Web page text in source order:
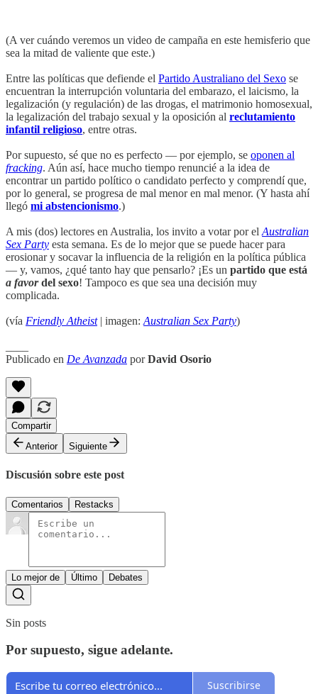
(A ver cuándo veremos un video de campaña en este hemisferio que
sea la mitad de valiente que este.)
Entre las políticas que defiende el Partido Australiano del Sexo se
encuentran la interrupción voluntaria del embarazo, el laicismo, la
legalización (y regulación) de las drogas, el matrimonio homosexual,
la legalización del trabajo sexual y la oposición al reclutamiento
infantil religioso, entre otras.
Por supuesto, sé que no es perfecto — por ejemplo, se oponen al
fracking. Aún así, hace mucho tiempo renuncié a la idea de
encontrar un partido político o candidato perfecto y comprendí que,
por lo general, se progresa de mal menor en mal menor. (Y hasta ahí
llegó mi abstencionismo.)
A mis (dos) lectores en Australia, los invito a votar por el Australian
Sex Party esta semana. Es de lo mejor que se puede hacer para
erosionar y socavar la influencia de la religión en la política pública
— y, vamos, ¿qué tanto hay que pensarlo? ¡Es un partido que está
a favordel sexo! Tampoco es que sea una decisión muy
complicada.
(vía Friendly Atheist| imagen: Australian Sex Party)
Publicado en De Avanzada porDavid Osorio
Compartir
Anterior
Siguiente
Discusión sobre este post
Comentarios Restacks
Lo mejor de Último Debates
Sin posts
Por supuesto, sigue adelante.
Suscribirse